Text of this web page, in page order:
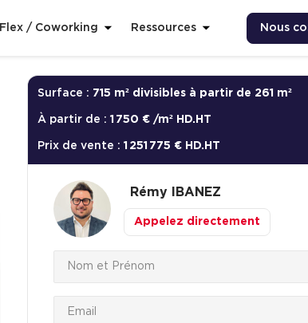
Flex / Coworking Ressources Nous
Surface : 715 m² divisibles à partir de 261 m²
À partir de : 1 750 € /m² HD.HT
Prix de vente : 1 251 775 € HD.HT
Rémy IBANEZ
Appelez directement